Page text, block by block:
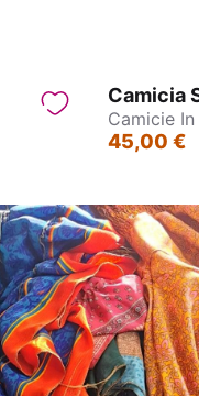
Camicia
Camicie In
45,00 €